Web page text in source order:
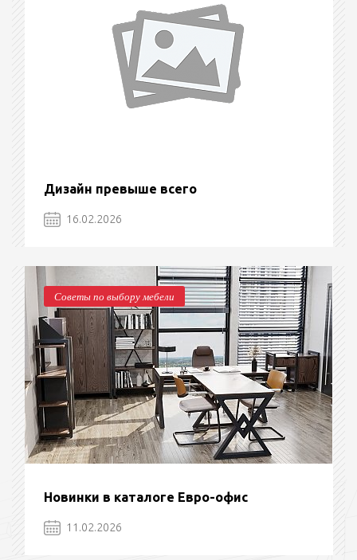
Дизайн превыше всего
16.02.2026
Советы по выбору мебели
Новинки в каталоге Евро-офис
11.02.2026